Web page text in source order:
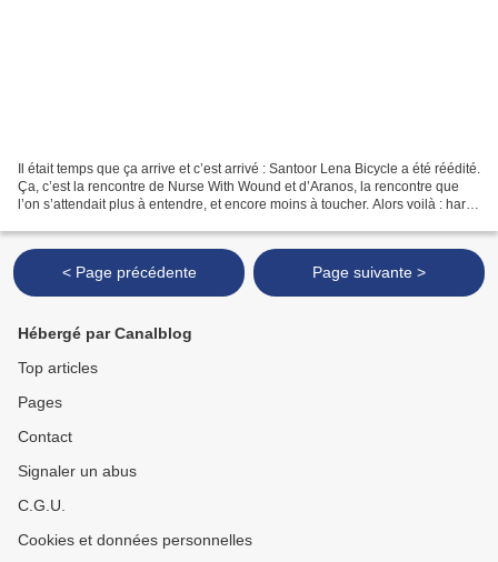
Il était temps que ça arrive et c’est arrivé : Santoor Lena Bicycle a été réédité.
Ça, c’est la rencontre de Nurse With Wound et d’Aranos, la rencontre que
l’on s’attendait plus à entendre, et encore moins à toucher. Alors voilà : haro
< Page précédente Page suivante >
Hébergé par Canalblog
Top articles
Pages
Contact
Signaler un abus
C.G.U.
Cookies et données personnelles